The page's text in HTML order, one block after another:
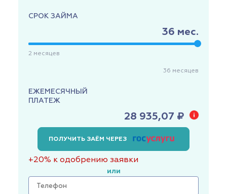
СРОК ЗАЙМА
36 мес.
2 месяцев
36 месяцев
ЕЖЕМЕСЯЧНЫЙ
ПЛАТЕЖ
28 935,07 ₽
ПОЛУЧИТЬ ЗАЁМ ЧЕРЕЗ
+20% к одобрению заявки
или